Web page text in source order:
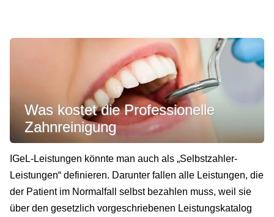
Was kostet die Professionelle
Zahnreinigung
IGeL-Leistungen könnte man auch als „Selbstzahler-
Leistungen“ definieren. Darunter fallen alle Leistungen, die
der Patient im Normalfall selbst bezahlen muss, weil sie
über den gesetzlich vorgeschriebenen Leistungskatalog